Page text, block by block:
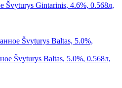
Švyturys Gintarinis, 4.6%, 0.568л,
Švyturys Baltas, 5.0%, 0.568л,